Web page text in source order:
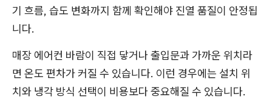
기 흐름, 습도 변화까지 함께 확인해야 진열 품질이 안정됩
니다.
매장 에어컨 바람이 직접 닿거나 출입문과 가까운 위치라
면 온도 편차가 커질 수 있습니다. 이런 경우에는 설치 위
치와 냉각 방식 선택이 비용보다 중요해질 수 있습니다.